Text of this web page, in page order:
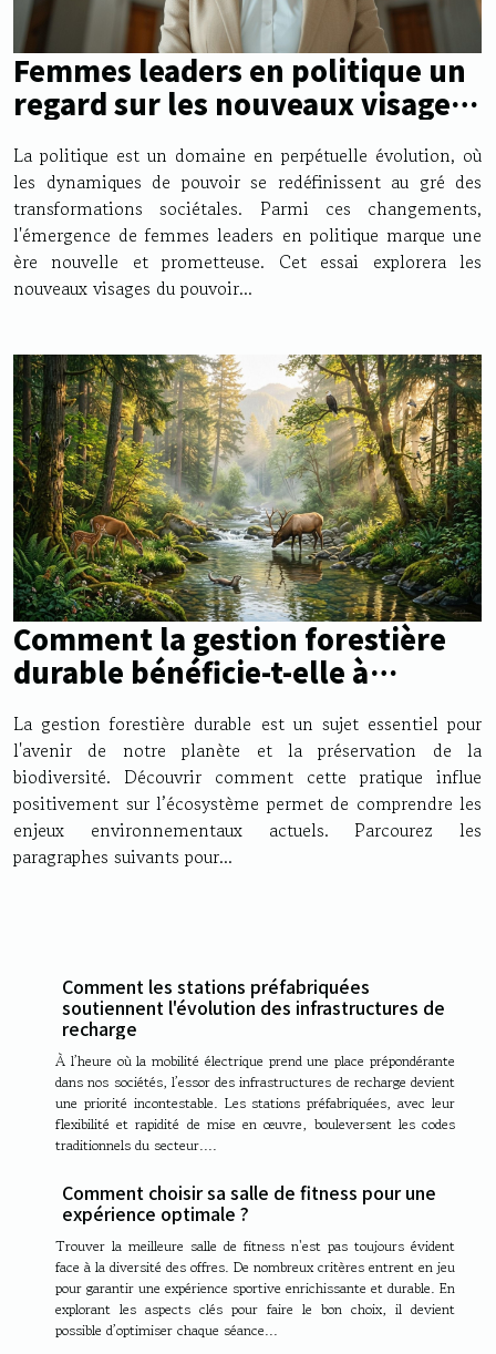
Femmes leaders en politique un
regard sur les nouveaux visages
La politique est un domaine en perpétuelle évolution, où
les dynamiques de pouvoir se redéfinissent au gré des
transformations sociétales. Parmi ces changements,
l'émergence de femmes leaders en politique marque une
ère nouvelle et prometteuse. Cet essai explorera les
nouveaux visages du pouvoir...
Comment la gestion forestière
durable bénéficie-t-elle à
La gestion forestière durable est un sujet essentiel pour
l'avenir de notre planète et la préservation de la
biodiversité. Découvrir comment cette pratique influe
positivement sur l’écosystème permet de comprendre les
enjeux environnementaux actuels. Parcourez les
paragraphes suivants pour...
Comment les stations préfabriquées
soutiennent l'évolution des infrastructures de
recharge
À l’heure où la mobilité électrique prend une place prépondérante
dans nos sociétés, l’essor des infrastructures de recharge devient
une priorité incontestable. Les stations préfabriquées, avec leur
flexibilité et rapidité de mise en œuvre, bouleversent les codes
traditionnels du secteur....
Comment choisir sa salle de fitness pour une
expérience optimale ?
Trouver la meilleure salle de fitness n'est pas toujours évident
face à la diversité des offres. De nombreux critères entrent en jeu
pour garantir une expérience sportive enrichissante et durable. En
explorant les aspects clés pour faire le bon choix, il devient
possible d’optimiser chaque séance...